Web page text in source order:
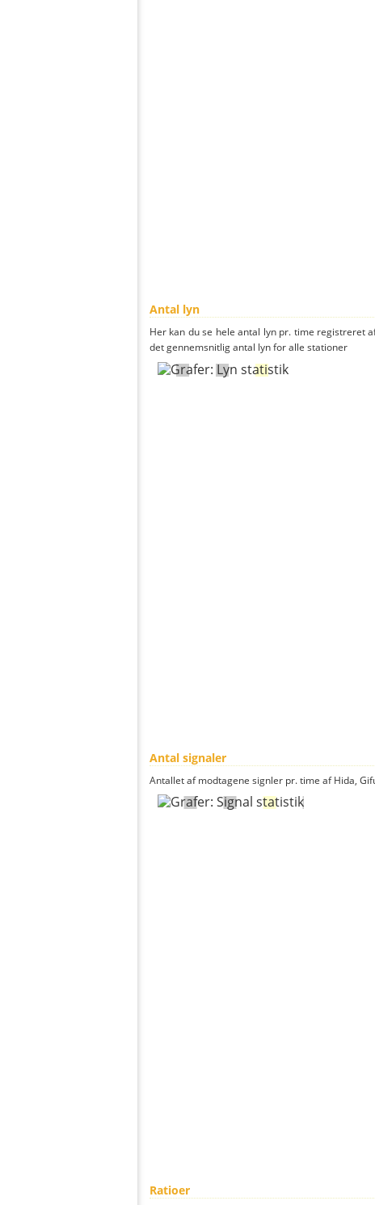
Antal lyn
Her kan du se hele antal lyn pr. time registreret
det gennemsnitlig antal lyn for alle stationer
Antal signaler
Antallet af modtagene signler pr. time af Hida,
Ratioer